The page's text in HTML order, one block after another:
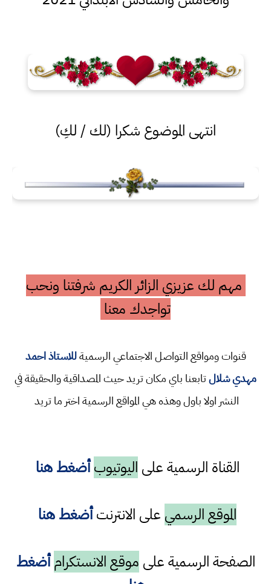
انتهى الموضوع شكرا (لك / لكِ)
مهم لك عزيزي الزائر الكريم شرفتنا ونحب
تواجدك معنا
قنوات ومواقع التواصل الاجتماعي الرسميةللاستاذ احمد
مهدي شلالتابعنا باي مكان تريد حيث المصداقية والحقيقة في
النشر اولا باول وهذه هي المواقع الرسمية اختر ما تريد
القناة الرسمية على اليوتيوب أضغط هنا
الموقع الرسمي على الانترنتأضغط هنا
الصفحة الرسمية على موقع الانستكرام أضغط